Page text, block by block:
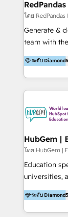
hearts and
journey,
relationships
name
that this is
that there's
develop
work to
โดย
Generate &
team with
profitable leads
HubSpot "tick-a-
(Google, Meta,
sales (with HubSpot). We
us: ✓ More predictable revenue & fewer missed
deals via
e.g. follow-up
confident
marketing
numbers. ✓ Faster, less chaotic execution across
truth! Run a unified platform you can trust. We can
do the work
ระดับ Diamond
HubGem |
โดย HubGem |
Education
universities,
from HubSpot. HubGem is the world’s
experienced
sector,
ระดับ Diamond